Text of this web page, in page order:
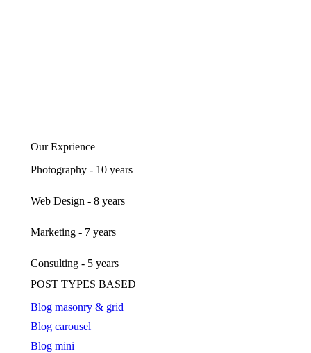
Our Exprience
Photography - 10 years
Web Design - 8 years
Marketing - 7 years
Consulting - 5 years
POST TYPES BASED
Blog masonry & grid
Blog carousel
Blog mini